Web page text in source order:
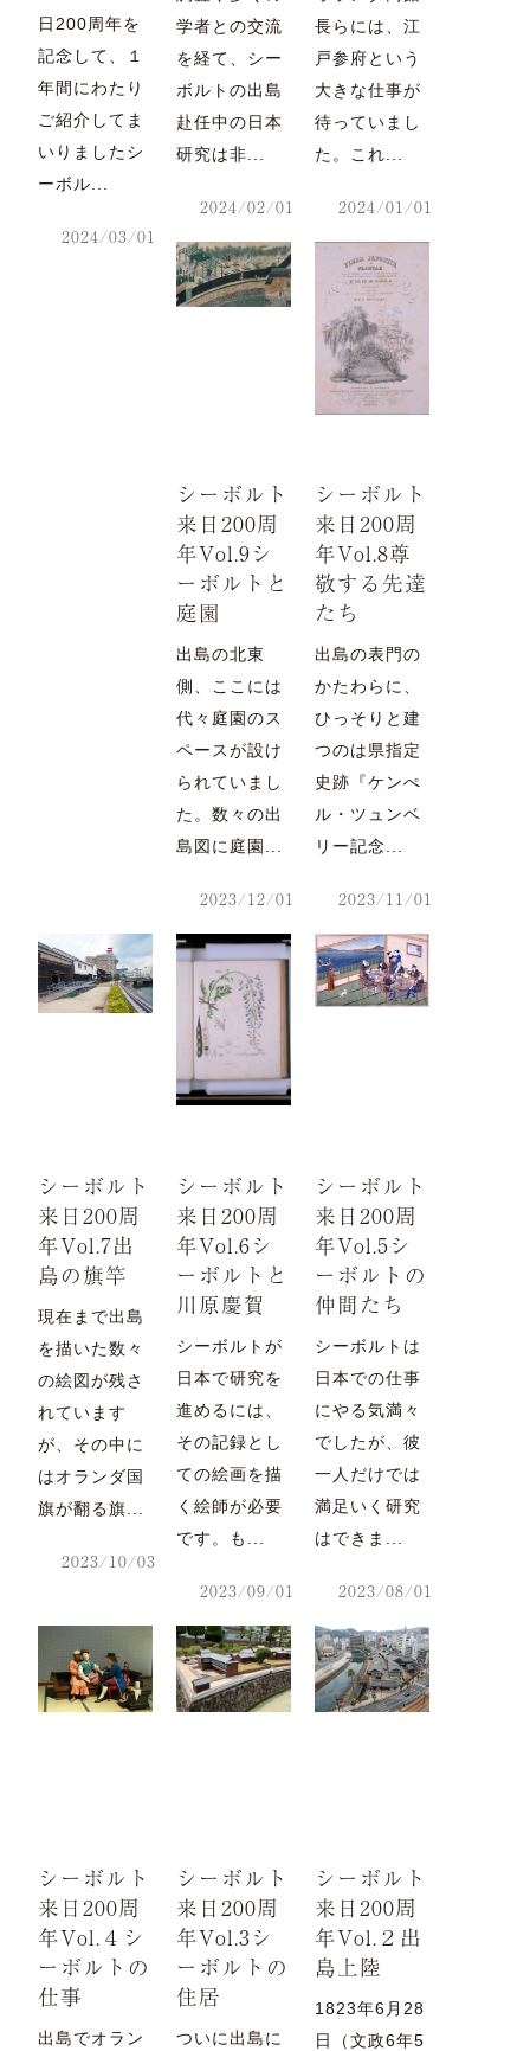
日200周年を
記念して、１
年間にわたり
ご紹介してま
いりましたシ
ーボル...
2024/03/01
学者との交流
を経て、シー
ボルトの出島
赴任中の日本
研究は非...
2024/02/01
長らには、江
戸参府という
大きな仕事が
待っていまし
た。これ...
2024/01/01
シーボルト
来日200周
年Vol.9シ
ーボルトと
庭園
出島の北東
側、ここには
代々庭園のス
ペースが設け
られていまし
た。数々の出
島図に庭園...
2023/12/01
シーボルト
来日200周
年Vol.8尊
敬する先達
たち
出島の表門の
かたわらに、
ひっそりと建
つのは県指定
史跡『ケンぺ
ル・ツュンベ
リー記念...
2023/11/01
シーボルト
来日200周
年Vol.7出
島の旗竿
現在まで出島
を描いた数々
の絵図が残さ
れています
が、その中に
はオランダ国
旗が翻る旗...
2023/10/03
シーボルト
来日200周
年Vol.6シ
ーボルトと
川原慶賀
シーボルトが
日本で研究を
進めるには、
その記録とし
ての絵画を描
く絵師が必要
です。も...
2023/09/01
シーボルト
来日200周
年Vol.5シ
ーボルトの
仲間たち
シーボルトは
日本での仕事
にやる気満々
でしたが、彼
一人だけでは
満足いく研究
はできま...
2023/08/01
シーボルト
来日200周
年Vol.４シ
ーボルトの
仕事
出島でオラン
シーボルト
来日200周
年Vol.3シ
ーボルトの
住居
ついに出島に
シーボルト
来日200周
年Vol.２出
島上陸
1823年6月28
日（文政6年5